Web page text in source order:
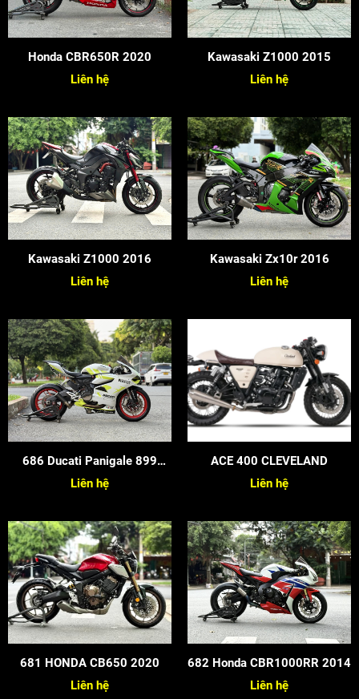
Honda CBR650R 2020
Liên hệ
Kawasaki Z1000 2015
Liên hệ
Kawasaki Z1000 2016
Liên hệ
Kawasaki Zx10r 2016
Liên hệ
686 Ducati Panigale 899
2015
Liên hệ
ACE 400 CLEVELAND
Liên hệ
681 HONDA CB650 2020
Liên hệ
682 Honda CBR1000RR 2014
Liên hệ